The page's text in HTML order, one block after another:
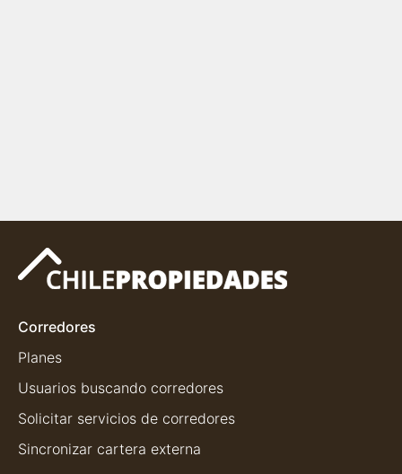
Corredores
Planes
Usuarios buscando corredores
Solicitar servicios de corredores
Sincronizar cartera externa